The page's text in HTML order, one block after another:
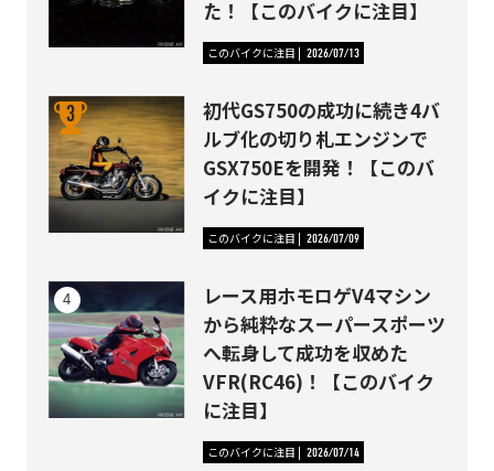
た！【このバイクに注目】
このバイクに注目 2026/07/13
初代GS750の成功に続き4バ
ルブ化の切り札エンジンで
GSX750Eを開発！【このバ
イクに注目】
このバイクに注目 2026/07/09
レース用ホモロゲV4マシン
から純粋なスーパースポーツ
へ転身して成功を収めた
VFR(RC46)！【このバイク
に注目】
このバイクに注目 2026/07/14